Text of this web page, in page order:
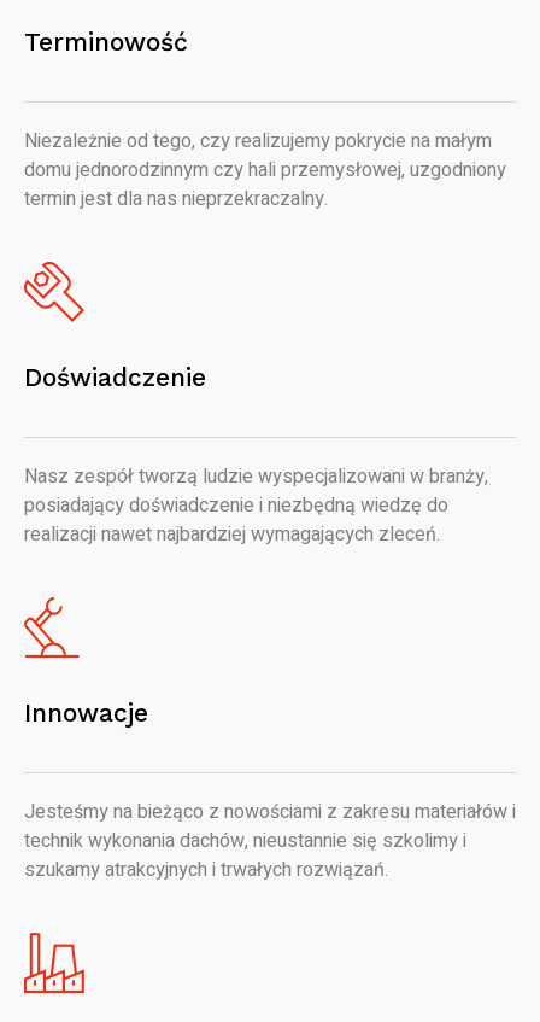
Terminowość
Niezależnie od tego, czy realizujemy pokrycie na małym
domu jednorodzinnym czy hali przemysłowej, uzgodniony
termin jest dla nas nieprzekraczalny.
Doświadczenie
Nasz zespół tworzą ludzie wyspecjalizowani w branży,
posiadający doświadczenie i niezbędną wiedzę do
realizacji nawet najbardziej wymagających zleceń.
Innowacje
Jesteśmy na bieżąco z nowościami z zakresu materiałów i
technik wykonania dachów, nieustannie się szkolimy i
szukamy atrakcyjnych i trwałych rozwiązań.